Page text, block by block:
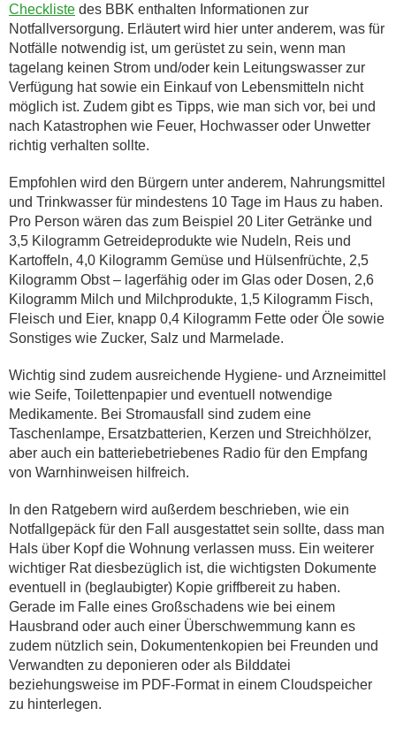
Checkliste des BBK enthalten Informationen zur
Notfallversorgung. Erläutert wird hier unter anderem, was für
Notfälle notwendig ist, um gerüstet zu sein, wenn man
tagelang keinen Strom und/oder kein Leitungswasser zur
Verfügung hat sowie ein Einkauf von Lebensmitteln nicht
möglich ist. Zudem gibt es Tipps, wie man sich vor, bei und
nach Katastrophen wie Feuer, Hochwasser oder Unwetter
richtig verhalten sollte.
Empfohlen wird den Bürgern unter anderem, Nahrungsmittel
und Trinkwasser für mindestens 10 Tage im Haus zu haben.
Pro Person wären das zum Beispiel 20 Liter Getränke und
3,5 Kilogramm Getreideprodukte wie Nudeln, Reis und
Kartoffeln, 4,0 Kilogramm Gemüse und Hülsenfrüchte, 2,5
Kilogramm Obst – lagerfähig oder im Glas oder Dosen, 2,6
Kilogramm Milch und Milchprodukte, 1,5 Kilogramm Fisch,
Fleisch und Eier, knapp 0,4 Kilogramm Fette oder Öle sowie
Sonstiges wie Zucker, Salz und Marmelade.
Wichtig sind zudem ausreichende Hygiene- und Arzneimittel
wie Seife, Toilettenpapier und eventuell notwendige
Medikamente. Bei Stromausfall sind zudem eine
Taschenlampe, Ersatzbatterien, Kerzen und Streichhölzer,
aber auch ein batteriebetriebenes Radio für den Empfang
von Warnhinweisen hilfreich.
In den Ratgebern wird außerdem beschrieben, wie ein
Notfallgepäck für den Fall ausgestattet sein sollte, dass man
Hals über Kopf die Wohnung verlassen muss. Ein weiterer
wichtiger Rat diesbezüglich ist, die wichtigsten Dokumente
eventuell in (beglaubigter) Kopie griffbereit zu haben.
Gerade im Falle eines Großschadens wie bei einem
Hausbrand oder auch einer Überschwemmung kann es
zudem nützlich sein, Dokumentenkopien bei Freunden und
Verwandten zu deponieren oder als Bilddatei
beziehungsweise im PDF-Format in einem Cloudspeicher
zu hinterlegen.